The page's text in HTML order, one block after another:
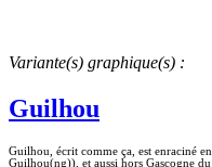
Variante(s) graphique(s) :
Guilhou
Guilhou, écrit comme ça, est enraciné
Guilhou(ng)), et aussi hors Gascogne